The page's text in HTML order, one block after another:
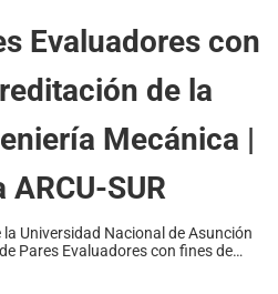
Evaluadores con
de la
Mecánica |
ARCU-SUR
Universidad Nacional de Asunción
Pares Evaluadores con fines de